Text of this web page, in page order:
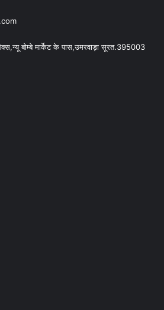
बोम्बे मार्केट के पास,उमरवाड़ा सूरत.395003